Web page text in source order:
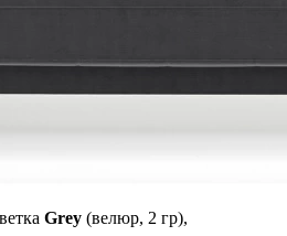
Grey (велюр, 2 гр),